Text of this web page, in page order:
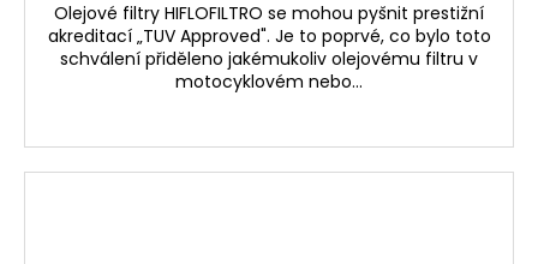
Olejové filtry HIFLOFILTRO se mohou pyšnit prestižní
akreditací „TUV Approved". Je to poprvé, co bylo toto
schválení přiděleno jakémukoliv olejovému filtru v
motocyklovém nebo...